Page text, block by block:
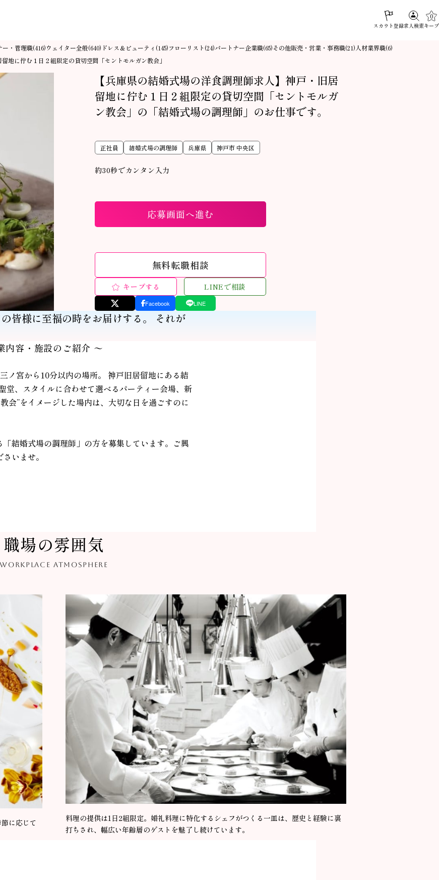
スカウト登録求人検索
0
キープ
ー・管理職(416)ウェイター全般(640) ドレス＆ビューティ (145)フローリスト (24)パートナー企業職(65)その他販売・営業・事務職(21)人材業界職(6)
地に佇む１日２組限定の貸切空間「セントモルガン教会」
【兵庫県の結婚式場の洋食調理師求人】神戸・旧居
留地に佇む１日２組限定の貸切空間「セントモルガ
ン教会」の「結婚式場の調理師」のお仕事です。
正社員 結婚式場の調理師 兵庫県 神戸市 中央区
約30秒でカンタン入力
応募画面へ進む
無料転職相談
キープする LINEで相談
Facebook LINE
皆様に至福の時をお届けする。 それが
内容・施設のご紹介 〜
ノ宮から10分以内の場所。 神戸旧居留地にある結
堂、スタイルに合わせて選べるパーティー会場、新
”をイメージした場内は、大切な日を過ごすのに
結婚式場の調理師」の方を募集しています。ご興
いませ。
職場の雰囲気
WORKPLACE ATMOSPHERE
に応じて
料理の提供は1日2組限定。婚礼料理に特化するシェフがつくる一皿は、歴史と経験に裏
打ちされ、幅広い年齢層のゲストを魅了し続けています。